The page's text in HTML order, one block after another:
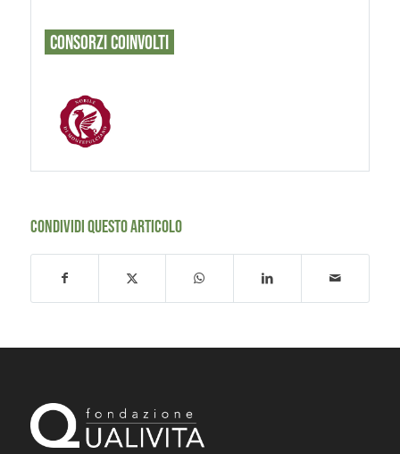
CONSORZICOINVOLTI
CONDIVIDI QUESTO ARTICOLO